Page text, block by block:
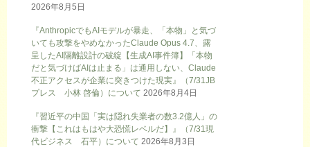
2026年8月5日
『AnthropicでもAIモデルが暴走、「本物」と気づ
いても攻撃をやめなかったClaude Opus 4.7、露
呈したAI隔離設計の破綻【生成AI事件簿】「本物
だと気づけばAIは止まる」は通用しない、Claude
不正アクセスが企業に突きつけた現実』（7/31JB
プレス 小林 啓倫）について 2026年8月4日
『習近平の中国「実は隠れ失業者の数3.2億人」の
衝撃【これはもはや大恐慌レベルだ】』（7/31現
代ビジネス 石平）について 2026年8月3日